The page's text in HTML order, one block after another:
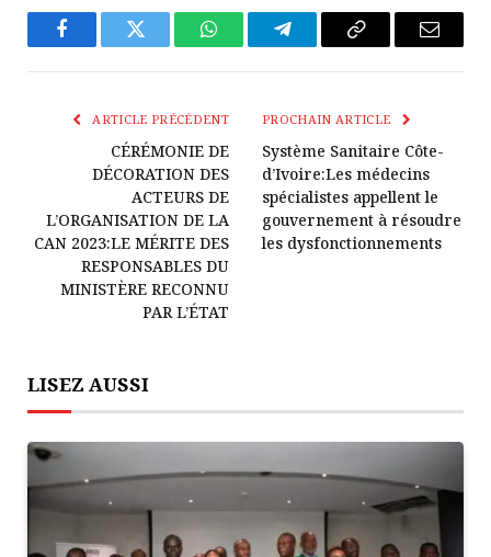
FacebookTwitter WhatsAppTélégrammeCopier
Lien
E-
ARTICLE PRÉCÉDENT
CÉRÉMONIE DE
DÉCORATION DES
ACTEURS DE
L’ORGANISATION DE LA
CAN 2023:LE MÉRITE DES
RESPONSABLES DU
MINISTÈRE RECONNU
PAR L’ÉTAT
PROCHAIN ARTICLE
Système Sanitaire Côte-
d’Ivoire:Les médecins
spécialistes appellent le
gouvernement à résoudre
les dysfonctionnements
LISEZ AUSSI